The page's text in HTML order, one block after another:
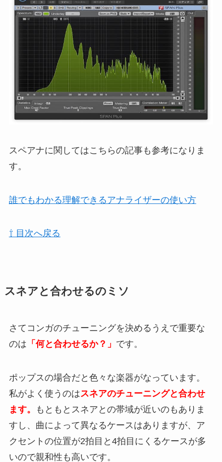
スペアナに関してはこちらの記事も参考になりま
す。
誰でもわかる理解できるアナライザーの使い方
⇧ 目次へ戻る
スネアと合わせるのミソ
さてコンガのチューニングを決めるうえで重要な
のは 「何と合わせるか？」 です。
ポップスの場合だと色々な楽器がなっています。
私がよく使うのはスネアのチューニングと合わせ
ます。
もともとスネアとの帯域が近いのもありま
すし、曲によって異なるケースはありますが、ア
クセントの位置が2拍目と4拍目にくるケースが多
いので親和性も高いです。